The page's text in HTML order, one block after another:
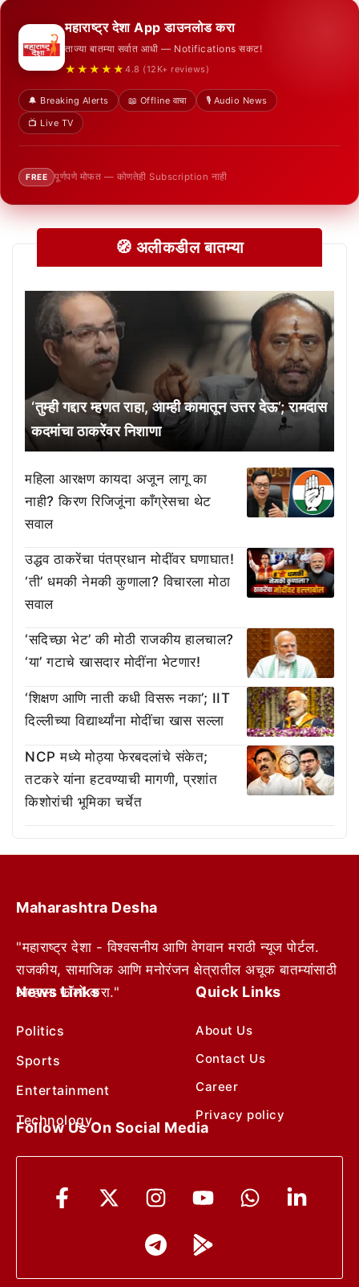
महाराष्ट्र देशा App डाउनलोड करा
ताज्या बातम्या सर्वात आधी — Notifications सकट!
★★★★★ 4.8 (12K+ reviews)
🔔 Breaking Alerts 📖 Offline वाचा
🎙️ Audio News
📺 Live TV
FREE पूर्णपणे मोफत — कोणतेही Subscription नाही
🧭 अलीकडील बातम्या
‘तुम्ही गद्दार म्हणत राहा, आम्ही कामातून उत्तर देऊ’; रामदास
कदमांचा ठाकरेंवर निशाणा
महिला आरक्षण कायदा अजून लागू का
नाही? किरण रिजिजूंना काँग्रेसचा थेट
सवाल
उद्धव ठाकरेंचा पंतप्रधान मोदींवर घणाघात!
‘ती’ धमकी नेमकी कुणाला? विचारला मोठा
सवाल
‘सदिच्छा भेट’ की मोठी राजकीय हालचाल?
‘या’ गटाचे खासदार मोदींना भेटणार!
‘शिक्षण आणि नाती कधी विसरू नका’; IIT
दिल्लीच्या विद्यार्थ्यांना मोदींचा खास सल्ला
NCP मध्ये मोठ्या फेरबदलांचे संकेत;
तटकरे यांना हटवण्याची मागणी, प्रशांत
किशोरांची भूमिका चर्चेत
Maharashtra Desha
"महाराष्ट्र देशा - विश्वसनीय आणि वेगवान मराठी न्यूज पोर्टल.
राजकीय, सामाजिक आणि मनोरंजन क्षेत्रातील अचूक बातम्यांसाठी
आम्हाला फॉलो करा."
News Links
Politics
Sports
Entertainment
Technology
Quick Links
About Us
Contact Us
Career
Privacy policy
Follow Us On Social Media